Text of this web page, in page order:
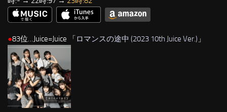
●83位…Juice=Juice 「ロマンスの途中 (2023 10th Juice Ver.) 」